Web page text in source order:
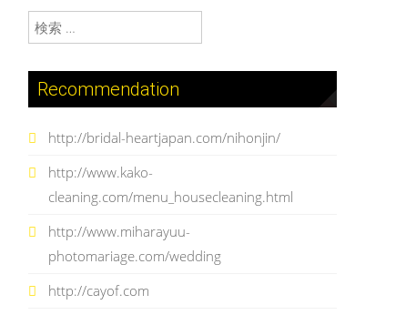
検索:
Recommendation
http://bridal-heartjapan.com/nihonjin/
http://www.kako-
cleaning.com/menu_housecleaning.html
http://www.miharayuu-
photomariage.com/wedding
http://cayof.com